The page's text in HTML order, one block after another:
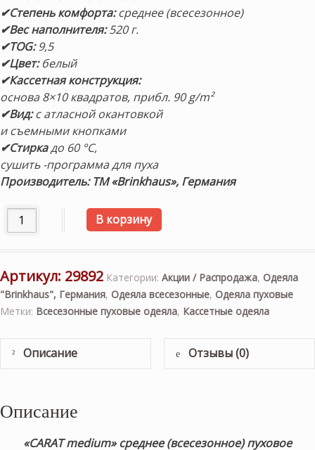
✔Степень комфорта: среднее (всесезонное)
✔Вес наполнителя:520 г.
✔TOG:9,5
✔Цвет:белый
✔Кассетная конструкция:
основа 8×10 квадратов, прибл. 90 g/m²
✔Вид:с атласной окантовкой
и съемными кнопками
✔Стиркадо 60 °C,
сушить -программа для пуха
Производитель: ТМ «Brinkhaus», Германия
Количество товара «CARAT medium» 155х200см.
В корзину
Артикул: 29892 Категории: Акции / Распродажа, Одеяла
"Brinkhaus", Германия, Одеяла всесезонные, Одеяла пуховые
Метки: Всесезонные пуховые одеяла, Кассетные одеяла
Описание Отзывы (0)
Описание
«CARAT medium» среднее (всесезонное) пуховое